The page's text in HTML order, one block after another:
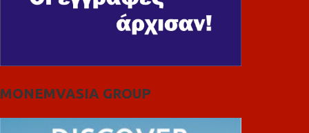
MONEMVASIA GROUP